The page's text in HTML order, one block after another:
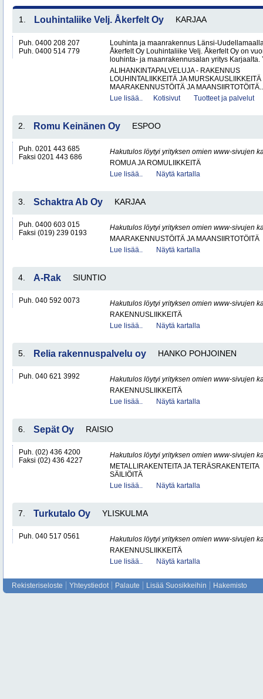
1. Louhintaliike Velj. Åkerfelt Oy KARJAA
Puh. 0400 208 207
Puh. 0400 514 779
Louhinta ja maanrakennus Länsi-
Åkerfelt Oy Louhintaliike Velj. Åkerfelt Oy on
louhinta- ja maanrakennusalan yritys Karjaalta.
ALIHANKINTAPALVELUJA - RAKENNUS
LOUHINTALIIKKEITÄ JA MURSKAUSLIIKKEITÄ
MAARAKENNUSTÖITÄ JA MAANSIIRTOTÖITÄ..
Lue lisää..
Kotisivut Tuotteet ja palvelut
2. Romu Keinänen Oy ESPOO
Puh. 0201 443 685
Faksi 0201 443 686
Hakutulos löytyi yrityksen omien www-sivujen
ROMUA JA ROMULIIKKEITÄ
Lue lisää..
Näytä kartalla
3. Schaktra Ab Oy KARJAA
Puh. 0400 603 015
Faksi (019) 239 0193
Hakutulos löytyi yrityksen omien www-sivujen
MAARAKENNUSTÖITÄ JA MAANSIIRTOTÖITÄ
Lue lisää..
Näytä kartalla
4. A-Rak SIUNTIO
Puh. 040 592 0073
Hakutulos löytyi yrityksen omien www-sivujen
RAKENNUSLIIKKEITÄ
Lue lisää..
Näytä kartalla
5. Relia rakennuspalvelu oy HANKO POHJOINEN
Puh. 040 621 3992
Hakutulos löytyi yrityksen omien www-sivujen
RAKENNUSLIIKKEITÄ
Lue lisää..
Näytä kartalla
6. Sepät Oy RAISIO
Puh. (02) 436 4200
Faksi (02) 436 4227
Hakutulos löytyi yrityksen omien www-sivujen
METALLIRAKENTEITA JA TERÄSRAKENTEITA
SÄILIÖITÄ
Lue lisää..
Näytä kartalla
7. Turkutalo Oy YLISKULMA
Puh. 040 517 0561
Hakutulos löytyi yrityksen omien www-sivujen
RAKENNUSLIIKKEITÄ
Lue lisää..
Näytä kartalla
Rekisteriseloste Yhteystiedot Palaute Lisää Suosikkeihin Hakemisto